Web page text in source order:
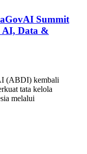
Summit
AI, Data &
(ABDI) kembali
tata kelola
melalui